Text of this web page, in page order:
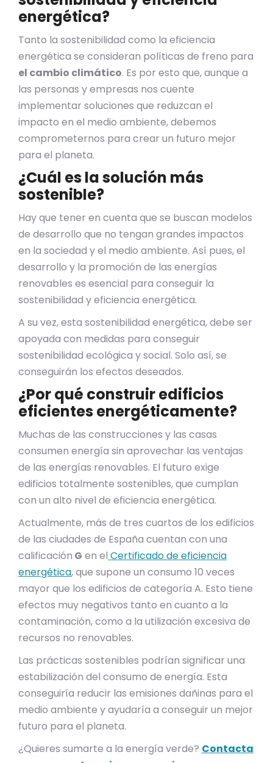
energética?
Tanto la sostenibilidad como la eficiencia
energética se consideran políticas de freno para
el cambio climático. Es por esto que, aunque a
las personas y empresas nos cuente
implementar soluciones que reduzcan el
impacto en el medio ambiente, debemos
comprometernos para crear un futuro mejor
para el planeta.
¿Cuál es la solución más
sostenible?
Hay que tener en cuenta que se buscan modelos
de desarrollo que no tengan grandes impactos
en la sociedad y el medio ambiente. Así pues, el
desarrollo y la promoción de las energías
renovables es esencial para conseguir la
sostenibilidad y eficiencia energética.
A su vez, esta sostenibilidad energética, debe ser
apoyada con medidas para conseguir
sostenibilidad ecológica y social. Solo así, se
conseguirán los efectos deseados.
¿Por qué construir edificios
eficientes energéticamente?
Muchas de las construcciones y las casas
consumen energía sin aprovechar las ventajas
de las energías renovables. El futuro exige
edificios totalmente sostenibles, que cumplan
con un alto nivel de eficiencia energética.
Actualmente, más de tres cuartos de los edificios
de las ciudades de España cuentan con una
calificación G en el Certificado de eficiencia
energética, que supone un consumo 10 veces
mayor que los edificios de categoría A. Esto tiene
efectos muy negativos tanto en cuanto a la
contaminación, como a la utilización excesiva de
recursos no renovables.
Las prácticas sostenibles podrían significar una
estabilización del consumo de energía. Esta
conseguiría reducir las emisiones dañinas para el
medio ambiente y ayudaría a conseguir un mejor
futuro para el planeta.
¿Quieres sumarte a la energía verde? Contacta